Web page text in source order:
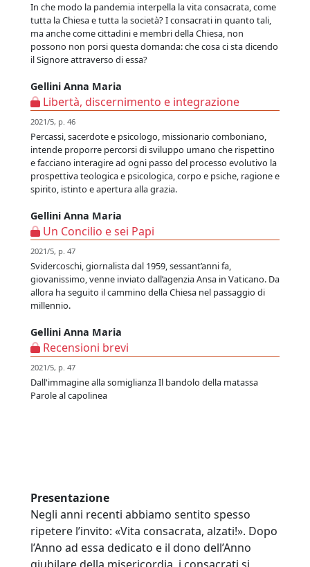
In che modo la pandemia interpella la vita consacrata, come
tutta la Chiesa e tutta la società? I consacrati in quanto tali,
ma anche come cittadini e membri della Chiesa, non
possono non porsi questa domanda: che cosa ci sta dicendo
il Signore attraverso di essa?
Gellini Anna Maria
Libertà, discernimento e integrazione
2021/5, p. 46
Percassi, sacerdote e psicologo, missionario comboniano,
intende proporre percorsi di sviluppo umano che rispettino
e facciano interagire ad ogni passo del processo evolutivo la
prospettiva teologica e psicologica, corpo e psiche, ragione e
spirito, istinto e apertura alla grazia.
Gellini Anna Maria
Un Concilio e sei Papi
2021/5, p. 47
Svidercoschi, giornalista dal 1959, sessant’anni fa,
giovanissimo, venne inviato dall’agenzia Ansa in Vaticano. Da
allora ha seguito il cammino della Chiesa nel passaggio di
millennio.
Gellini Anna Maria
Recensioni brevi
2021/5, p. 47
Dall'immagine alla somiglianza Il bandolo della matassa
Parole al capolinea
Presentazione
Negli anni recenti abbiamo sentito spesso
ripetere l’invito: «Vita consacrata, alzati!». Dopo
l’Anno ad essa dedicato e il dono dell’Anno